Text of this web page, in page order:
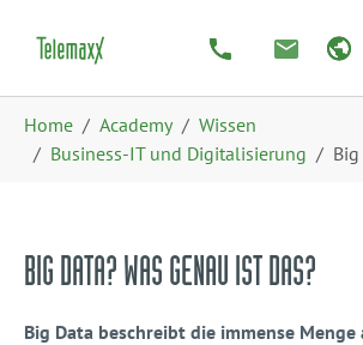
Home Academy
Wissen
Business-IT und Digitalisierung
BIG DATA? WAS GENAU IST DAS?
Big Data beschreibt die immense Menge